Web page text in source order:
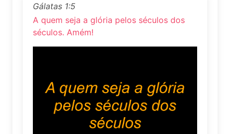
Gálatas 1:5
A quem seja a glória pelos séculos dos
séculos. Amém!